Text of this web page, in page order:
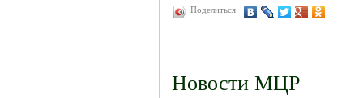
Поделиться
Новости МЦР